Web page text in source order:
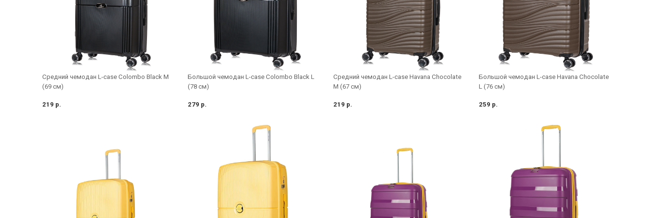
Средний чемодан L-case Colombo Black M
(69 см)
219 р.
Большой чемодан L-case Colombo Black L
(78 см)
279 р.
Средний чемодан L-case Havana Сhocolate
M (67 см)
219 р.
Большой чемодан L-case Havana Сhocolate
L (76 см)
259 р.